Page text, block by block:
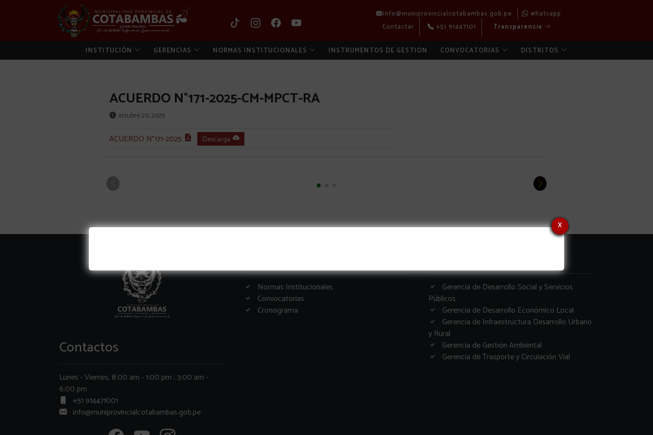
info@muniprovincialcotabambas.gob.pe
whatsapp
Contactar
+51 91447101 Transparencia
INSTITUCIÓN GERENCIAS NORMAS INSTITUCIONALES INSTRUMENTOS DE GESTION CONVOCATORIAS DISTRITOS
ACUERDO N°171-2025-CM-MPCT-RA
octubre 20, 2025
ACUERDO N°171-2025 Descarga
x
Contactos
Lunes - Viernes, 8:00 am - 1:00 pm ; 3:00 am -
6:00 pm
+51 914471001
info@muniprovincialcotabambas.gob.pe
Normas Institucionales
Convocatorias
Cronograma
Gerencia de Desarrollo Social y Servicios
Públicos
Gerencia de Desarrollo Económico Local
Gerencia de Infraestructura Desarrollo Urbano
y Rural
Gerencia de Gestión Ambiental
Gerencia de Trasporte y Circulación Vial